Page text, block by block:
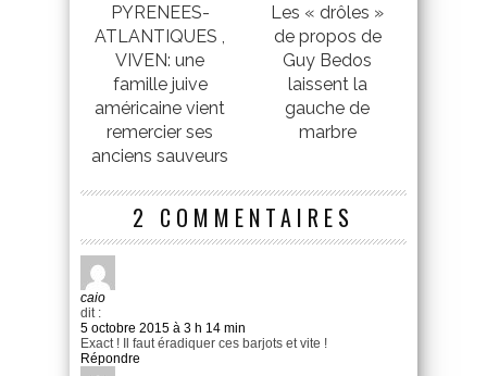
PYRENEES-
ATLANTIQUES ,
VIVEN: une
famille juive
américaine vient
remercier ses
anciens sauveurs
Les « drôles »
de propos de
Guy Bedos
laissent la
gauche de
marbre
2 COMMENTAIRES
caio
dit :
5 octobre 2015 à 3 h 14 min
Exact ! Il faut éradiquer ces barjots et vite !
Répondre